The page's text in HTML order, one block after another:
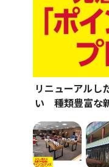
リニューアルし
い 種類豊富な